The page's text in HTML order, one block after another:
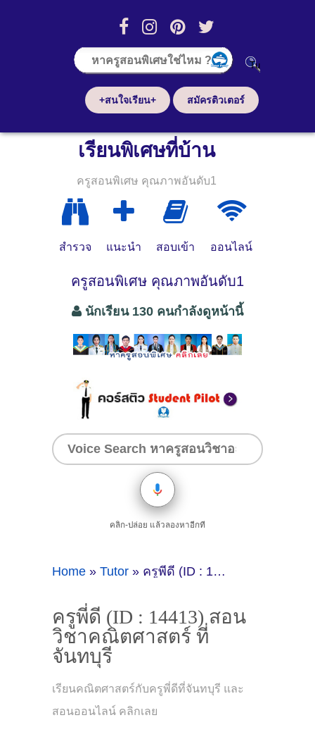
+สนใจเรียน+ สมัครติวเตอร์
เรียนพิเศษที่บ้าน
ครูสอนพิเศษ คุณภาพอันดับ1
สำรวจ แนะนำ สอบเข้า ออนไลน์
ครูสอนพิเศษ คุณภาพอันดับ1
นักเรียน 130 คนกำลังดูหน้านี้
คลิก-ปล่อย แล้วลองหาอีกที
Home » Tutor » ครูพี่ดี (ID : 14413) สอนวิชาคณิตศาสตร์ ที่จันทบุรี
ครูพี่ดี (ID : 14413) สอน
วิชาคณิตศาสตร์ ที่
จันทบุรี
เรียนคณิตศาสตร์กับครูพี่ดีที่จันทบุรี และ
สอนออนไลน์ คลิกเลย